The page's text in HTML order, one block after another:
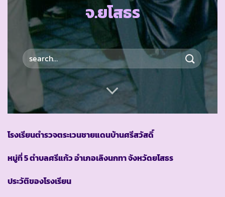
จ.ยโสธร
โรงเรียนตำรวจตระเวนชายแดนบ้านศรีสวัสดิ์
หมู่ที่ 5 ตำบลศรีแก้ว อำเภอเลิงนกทา จังหวัดยโสธร
ประวัติของโรงเรียน